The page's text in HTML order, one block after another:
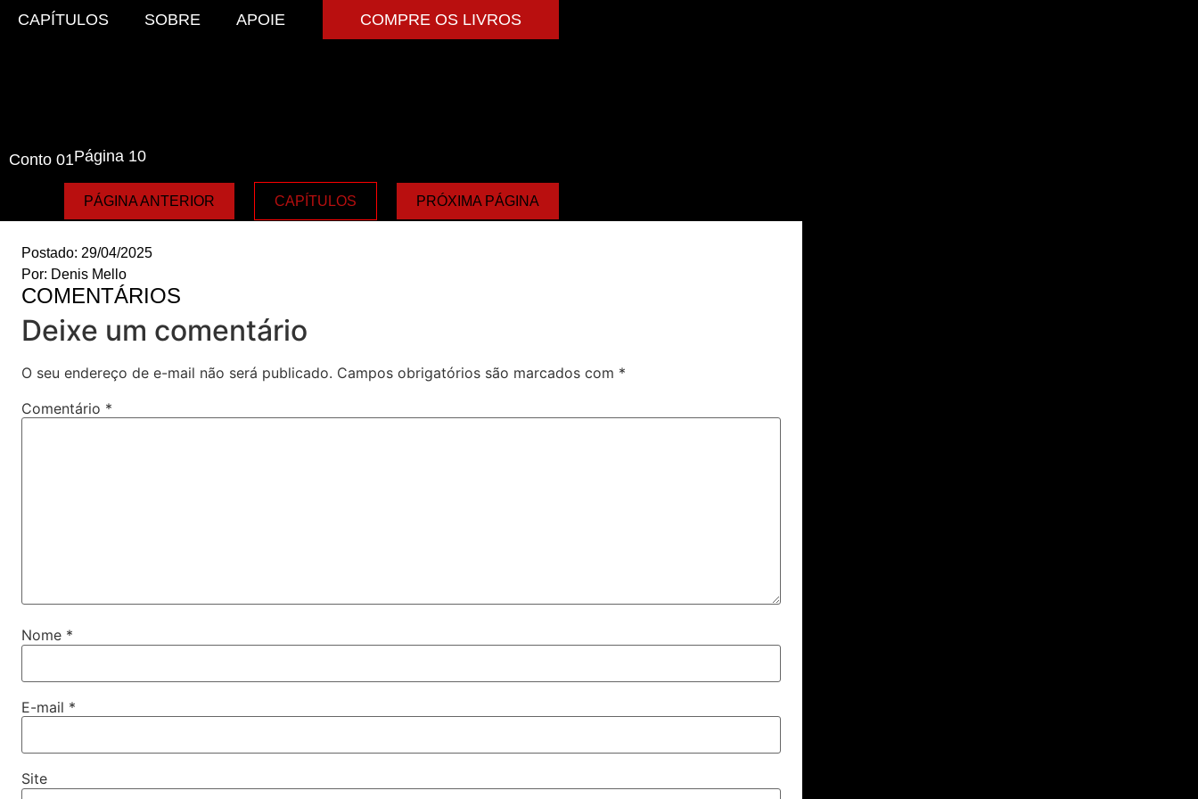
CAPÍTULOS SOBRE APOIE COMPRE OS LIVROS
Conto 01Página 10
PÁGINA ANTERIOR CAPÍTULOS PRÓXIMA PÁGINA
Postado: 29/04/2025
Por: Denis Mello
COMENTÁRIOS
Deixe um comentário
O seu endereço de e-mail não será publicado. Campos obrigatórios são marcados com *
Comentário *
Nome *
E-mail *
Site